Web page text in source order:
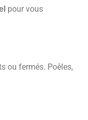
pour vous
ou fermés. Poêles,